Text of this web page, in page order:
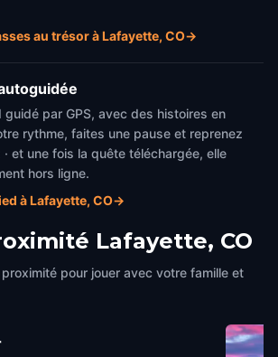
au trésor à Lafayette, CO→
guidé par GPS, avec des histoires en
rythme, faites une pause et reprenez
et une fois la quête téléchargée, elle
hors ligne.
à Lafayette, CO→
Lafayette, CO
pour jouer avec votre famille et